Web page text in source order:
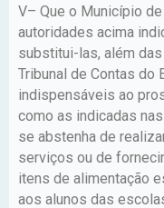
V– Que o Município
autoridades acima
substitui-las, além
Tribunal de Contas do
indispensáveis ao
como as indicadas
se abstenha de
serviços ou de
itens de alimentação
aos alunos das